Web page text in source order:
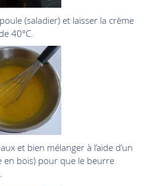
(saladier) et laisser la crème
40°C.
et bien mélanger à l’aide d’un
en bois) pour que le beurre